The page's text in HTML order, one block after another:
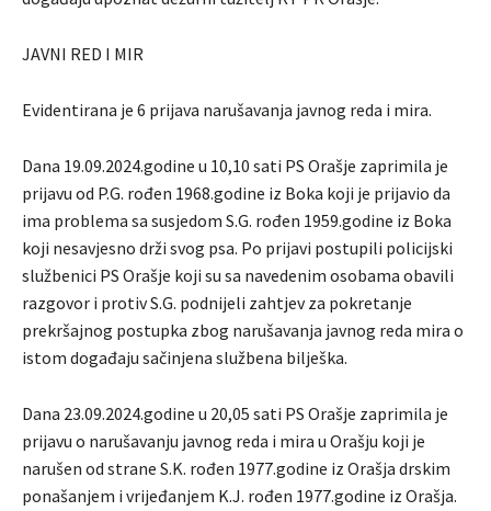
JAVNI RED I MIR
Evidentirana je 6 prijava narušavanja javnog reda i mira.
Dana 19.09.2024.godine u 10,10 sati PS Orašje zaprimila je
prijavu od P.G. rođen 1968.godine iz Boka koji je prijavio da
ima problema sa susjedom S.G. rođen 1959.godine iz Boka
koji nesavjesno drži svog psa. Po prijavi postupili policijski
službenici PS Orašje koji su sa navedenim osobama obavili
razgovor i protiv S.G. podnijeli zahtjev za pokretanje
prekršajnog postupka zbog narušavanja javnog reda mira o
istom događaju sačinjena službena bilješka.
Dana 23.09.2024.godine u 20,05 sati PS Orašje zaprimila je
prijavu o narušavanju javnog reda i mira u Orašju koji je
narušen od strane S.K. rođen 1977.godine iz Orašja drskim
ponašanjem i vrijeđanjem K.J. rođen 1977.godine iz Orašja.